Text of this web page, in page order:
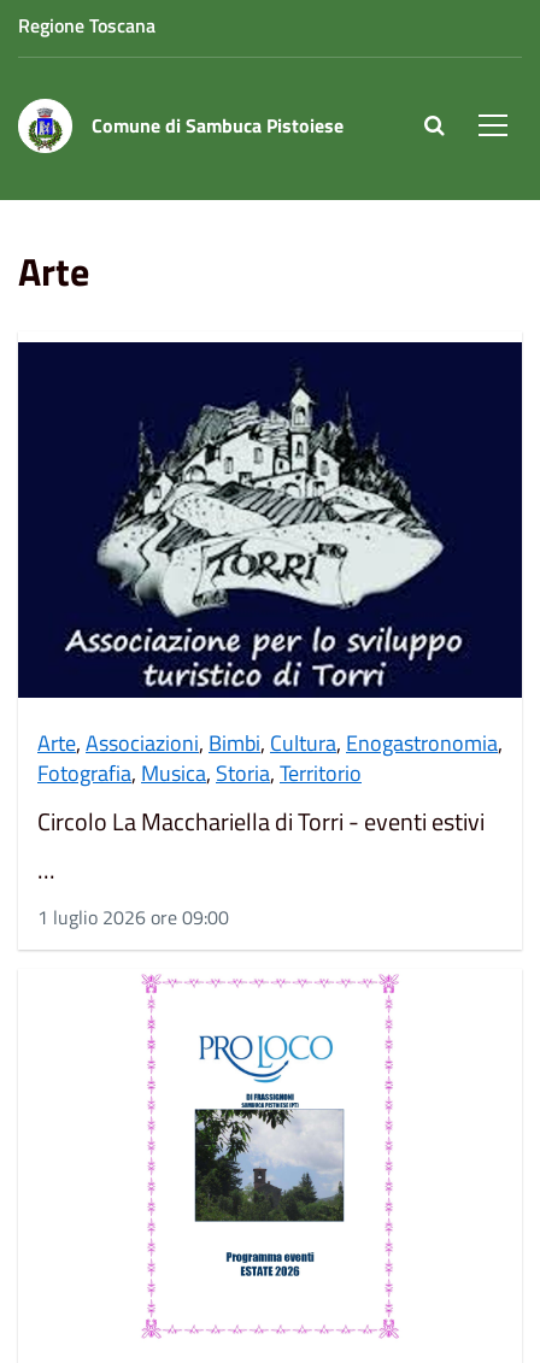
Regione Toscana
Comune di Sambuca Pistoiese site.searc
Arte
Arte,Associazioni, Bimbi, Cultura, Enogastronomia,
Fotografia, Musica, Storia,Territorio
Circolo La Macchariella di Torri - eventi estivi
...
1 luglio 2026 ore 09:00